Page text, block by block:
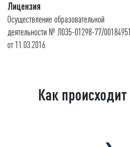
Лицензия
Осуществление образовательной
деятельности № Л035-01298-77/00184951
от 11.03.2016
Как